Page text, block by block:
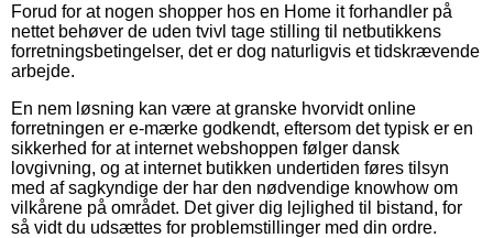
Forud for at nogen shopper hos en Home it forhandler på
nettet behøver de uden tvivl tage stilling til netbutikkens
forretningsbetingelser, det er dog naturligvis et tidskrævende
arbejde.
En nem løsning kan være at granske hvorvidt online
forretningen er e-mærke godkendt, eftersom det typisk er en
sikkerhed for at internet webshoppen følger dansk
lovgivning, og at internet butikken undertiden føres tilsyn
med af sagkyndige der har den nødvendige knowhow om
vilkårene på området. Det giver dig lejlighed til bistand, for
så vidt du udsættes for problemstillinger med din ordre.